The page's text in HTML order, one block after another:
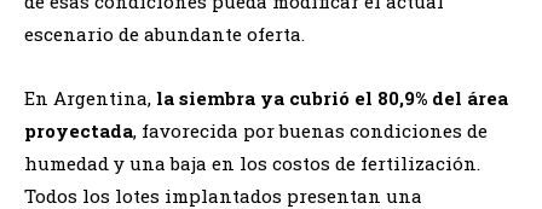
escenario de abundante oferta.
En Argentina, la siembra ya cubrió el 80,9% del área
proyectada, favorecida por buenas condiciones de
humedad y una baja en los costos de fertilización.
Todos los lotes implantados presentan una